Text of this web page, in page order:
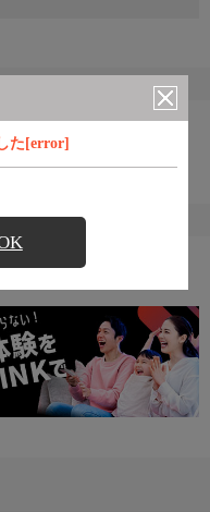
た[error]